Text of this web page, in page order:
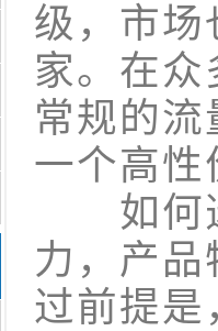
级，市场
家。在
常规的
一个高性
如何选
力，产
过前提